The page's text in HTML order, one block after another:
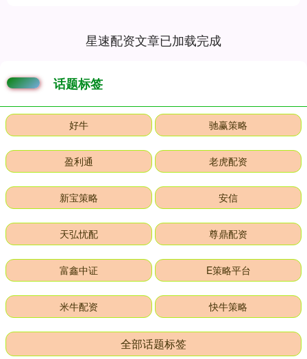
星速配资文章已加载完成
话题标签
好牛 驰赢策略
盈利通 老虎配资
新宝策略 安信
天弘忧配 尊鼎配资
富鑫中证 E策略平台
米牛配资 快牛策略
全部话题标签